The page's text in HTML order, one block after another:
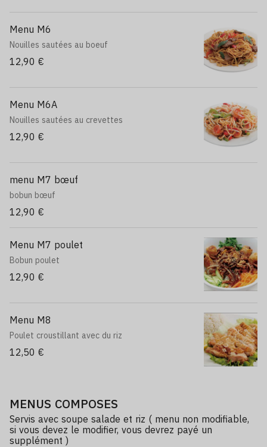
Menu M6
Nouilles sautées au boeuf
12,90 €
Menu M6A
Nouilles sautées au crevettes
12,90 €
menu M7 bœuf
bobun bœuf
12,90 €
Menu M7 poulet
Bobun poulet
12,90 €
Menu M8
Poulet croustillant avec du riz
12,50 €
MENUS COMPOSES
Servis avec soupe salade et riz ( menu non modifiable,
si vous devez le modifier, vous devrez payé un
supplément )